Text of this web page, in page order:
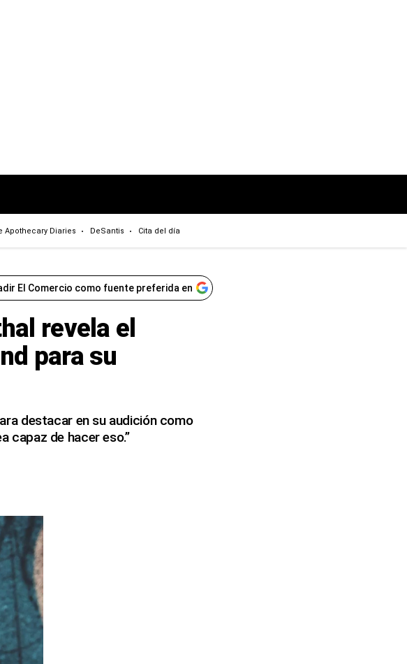
Apothecary Diaries DeSantis Cita del día
El Comercio como fuente preferida en
revela el
para su
destacar en su audición como
capaz de hacer eso.”